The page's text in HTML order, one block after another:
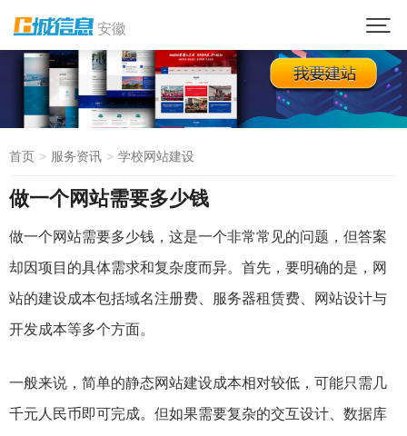
安徽
首页 服务资讯 学校网站建设
做一个网站需要多少钱
做一个网站需要多少钱，这是一个非常常见的问题，但答案
却因项目的具体需求和复杂度而异。首先，要明确的是，网
站的建设成本包括域名注册费、服务器租赁费、网站设计与
开发成本等多个方面。
一般来说，简单的静态网站建设成本相对较低，可能只需几
千元人民币即可完成。但如果需要复杂的交互设计、数据库